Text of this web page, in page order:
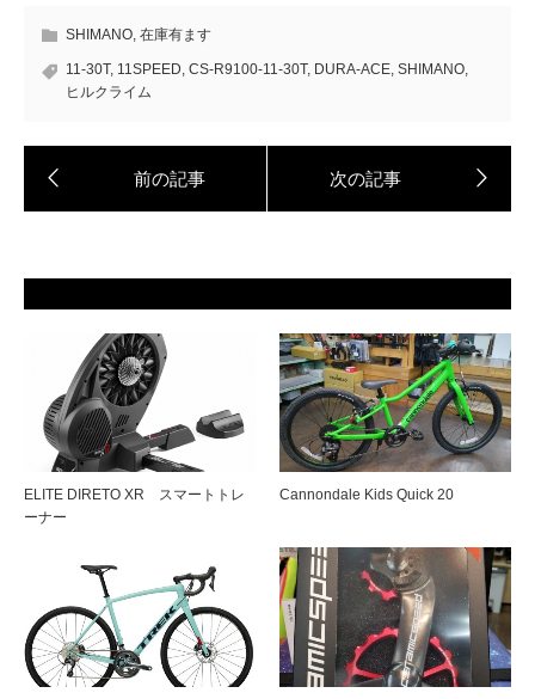
SHIMANO 在庫有ます
11-30T, 11SPEED CS-R9100-11-30T, DURA-ACE SHIMANO
ヒルクライム
ELITE DIRETO XR スマートトレ
ーナー
Cannondale Kids Quick 20